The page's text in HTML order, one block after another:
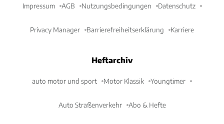
Impressum AGB Nutzungsbedingungen Datenschutz
Privacy Manager Barrierefreiheitserklärung Karriere
Heftarchiv
auto motor und sport Motor Klassik Youngtimer
Auto Straßenverkehr Abo & Hefte